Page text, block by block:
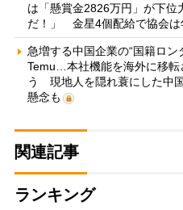
は「懸賞金2826万円」が下位
だ！」 金星4個配給で協会は
急増する中国企業の“国籍ロ
Temu…本社機能を海外に移転
う 現地人を隠れ蓑にした中
懸念も
関連記事
ランキング